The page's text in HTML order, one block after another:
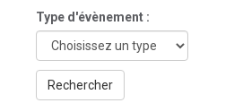
Type d'évènement :
Rechercher